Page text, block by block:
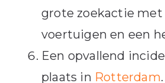
grote zoekactie met
voertuigen en een
Een opvallend
plaats in Rotterdam